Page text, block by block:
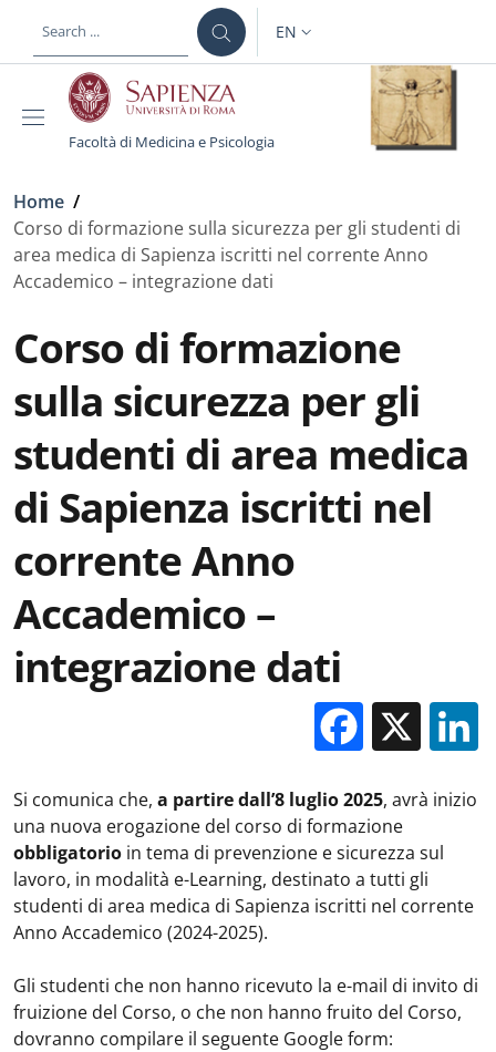
LANGUAGE SWITCHER:
EN
Facoltà di Medicina e Psicologia
Breadcrumb
Home /
Corso di formazione sulla sicurezza per gli studenti di
area medica di Sapienza iscritti nel corrente Anno
Accademico – integrazione dati
Corso di formazione
sulla sicurezza per gli
studenti di area medica
di Sapienza iscritti nel
corrente Anno
Accademico –
integrazione dati
X
Si comunica che, a partire dall’8 luglio 2025, avrà inizio
una nuova erogazione del corso di formazione
obbligatorio in tema di prevenzione e sicurezza sul
lavoro, in modalità e-Learning, destinato a tutti gli
studenti di area medica di Sapienza iscritti nel corrente
Anno Accademico (2024-2025).
Gli studenti che non hanno ricevuto la e-mail di invito di
fruizione del Corso, o che non hanno fruito del Corso,
dovranno compilare il seguente Google form: